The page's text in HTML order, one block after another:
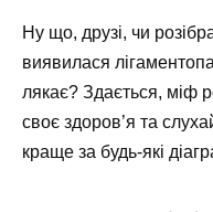
Ну що, друзі, чи
виявилася
лякає? Здається, міф
своє здоров’я та
краще за будь-які